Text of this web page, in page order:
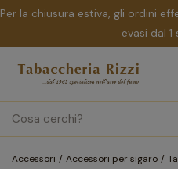
Per la chiusura estiva, gli ordini
evasi dal
Accessori Accessori per sigaro